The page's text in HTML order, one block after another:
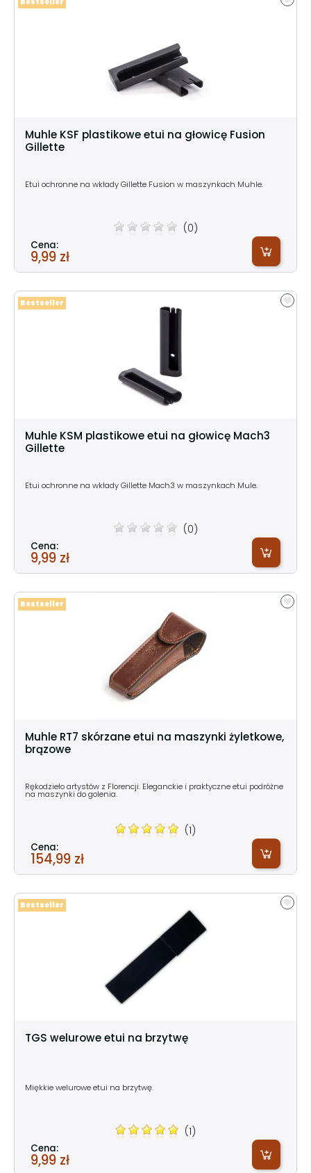
Muhle KSF plastikowe etui na głowicę Fusion
Gillette
Etui ochronne na wkłady Gillette Fusion w maszynkach Muhle.
(0)
Cena:
9,99 zł
Muhle KSM plastikowe etui na głowicę Mach3
Gillette
Etui ochronne na wkłady Gillette Mach3 w maszynkach Mule.
(0)
Cena:
9,99 zł
Bestseller
Muhle RT7 skórzane etui na maszynki żyletkowe,
brązowe
Rękodzieło artystów z Florencji. Eleganckie i praktyczne etui podróżne
na maszynki do golenia.
(1)
Cena:
154,99 zł
Bestseller
TGS welurowe etui na brzytwę
Miękkie welurowe etui na brzytwę.
(1)
Cena:
9,99 zł
Bestseller